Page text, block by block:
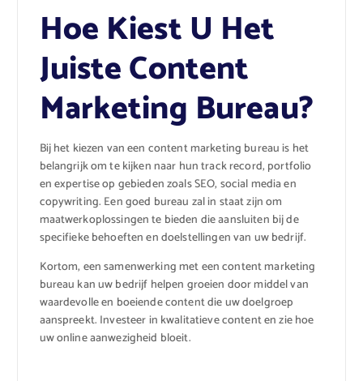
Hoe Kiest U Het
Juiste Content
Marketing Bureau?
Bij het kiezen van een content marketing bureau is het
belangrijk om te kijken naar hun track record, portfolio
en expertise op gebieden zoals SEO, social media en
copywriting. Een goed bureau zal in staat zijn om
maatwerkoplossingen te bieden die aansluiten bij de
specifieke behoeften en doelstellingen van uw bedrijf.
Kortom, een samenwerking met een content marketing
bureau kan uw bedrijf helpen groeien door middel van
waardevolle en boeiende content die uw doelgroep
aanspreekt. Investeer in kwalitatieve content en zie hoe
uw online aanwezigheid bloeit.